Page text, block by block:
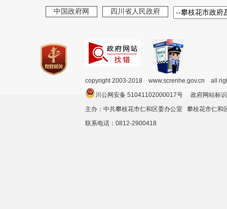
中国政府网 四川省人民政府
copyright 2003-2018 www.screnhe.gov.cn all
川公网安备 51041102000017号 政府网站
主办：中共攀枝花市仁和区委办公室 攀枝花市仁
联系电话：0812-2900418